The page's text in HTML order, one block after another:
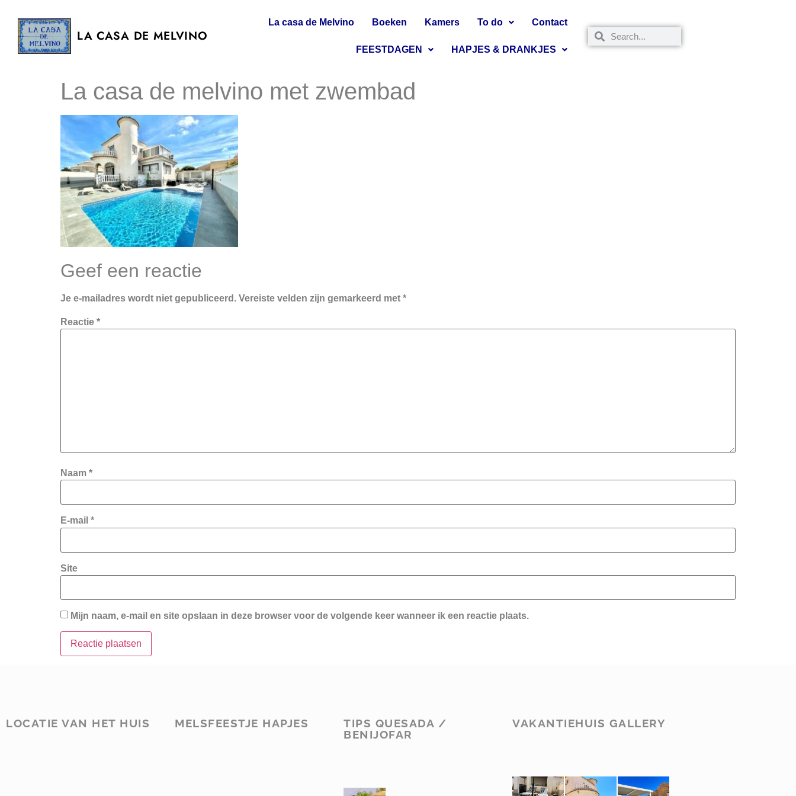
LA CASA DE MELVINO
La casa de Melvino Boeken Kamers To do Contact
FEESTDAGEN HAPJES & DRANKJES
La casa de melvino met zwembad
Geef een reactie
Je e-mailadres wordt niet gepubliceerd. Vereiste velden zijn gemarkeerd met *
Reactie *
Naam *
E-mail *
Site
Mijn naam, e-mail en site opslaan in deze browser voor de volgende keer wanneer ik een reactie plaats.
LOCATIE VAN HET HUIS MELSFEESTJE HAPJES
TIPS QUESADA /
BENIJOFAR
VAKANTIEHUIS GALLERY